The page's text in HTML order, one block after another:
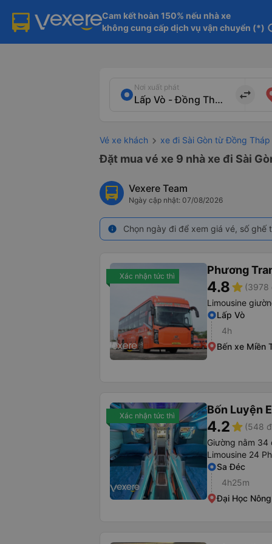
Cam kết hoàn 150% nếu nhà xe
không cung cấp dịch vụ vận chuyển (*)
Nơi xuất phát
import_export
Vé xe khách xe đi Sài Gòn từ Đồng Tháp
Đặt mua vé xe 9 nhà xe đi Sài
Vexere Team
Ngày cập nhật: 07/08/2026
info Chọn ngày đi để xem giá vé, số
Xác nhận tức thì Phương
4.8star (3978
Limousine
Lấp Vò
4h
Bến xe Miền
Xác nhận tức thì Bốn Luyện
4.2star (548
Giường nằm 34
Limousine 24
Sa Đéc
4h25m
Đại Học